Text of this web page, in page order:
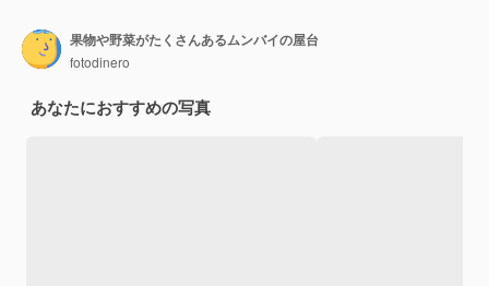
果物や野菜がたくさんあるムンバイの屋台
fotodinero
あなたにおすすめの写真